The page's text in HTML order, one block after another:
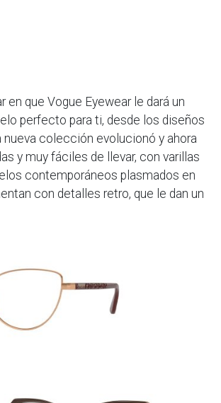
que Vogue Eyewear le dará un
perfecto para ti, desde los diseños
colección evolucionó y ahora
y muy fáciles de llevar, con varillas
contemporáneos plasmados en
con detalles retro, que le dan un